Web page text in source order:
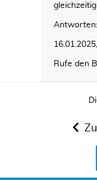
gleichzeitig
Antworten:
Rufe den